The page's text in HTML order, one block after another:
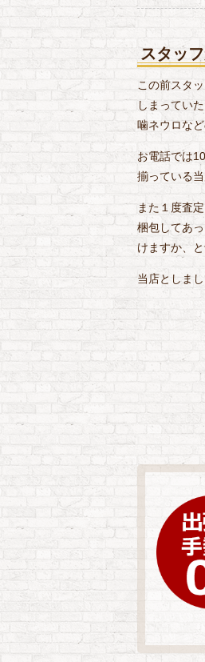
スタッ
この前スタ
しまってい
噛ネウロな
お電話では
揃っている
また１度査
梱包してあ
けますか、
当店としま